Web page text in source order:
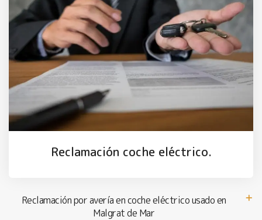
Reclamación coche eléctrico.
Reclamación por avería en coche eléctrico usado en
Malgrat de Mar